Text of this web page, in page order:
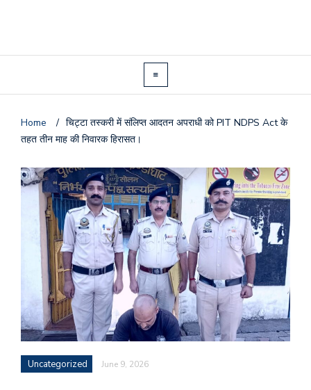
Home / चिट्टा तस्करी में संलिप्त आदतन अपराधी को PIT NDPS Act के
तहत तीन माह की निवारक हिरासत।
Uncategorized June 9, 2026